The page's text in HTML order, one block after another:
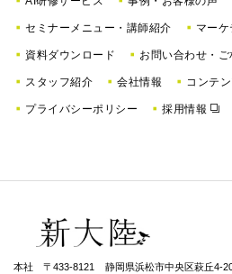
セミナーメニュー・講師紹介 マー
資料ダウンロード お問い合わせ・ご
スタッフ紹介 会社情報 コンテ
プライバシーポリシー 採用情報
本社 〒433-8121
静岡県浜松市中央区萩丘4-